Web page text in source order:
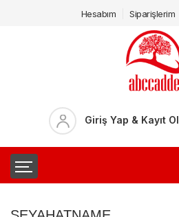
Hesabım Siparişlerim
Giriş Yap & Kayıt Ol